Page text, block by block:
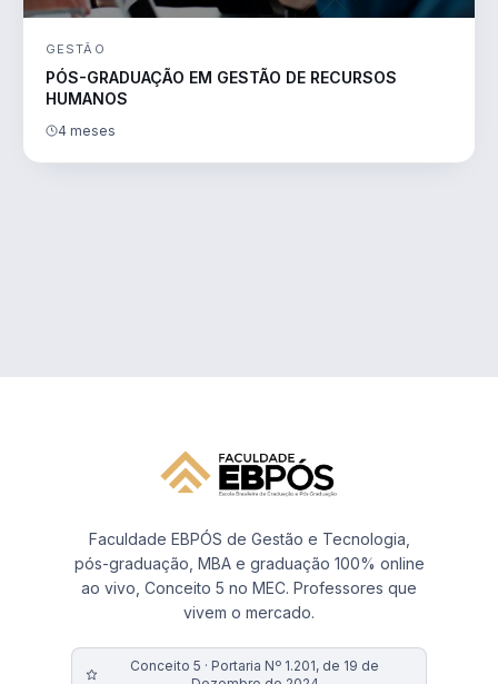
GESTÃO
PÓS-GRADUAÇÃO EM GESTÃO DE RECURSOS
HUMANOS
4 meses
Faculdade EBPÓS de Gestão e Tecnologia,
pós-graduação, MBA e graduação 100% online
ao vivo, Conceito 5 no MEC. Professores que
vivem o mercado.
Conceito 5 · Portaria Nº 1.201, de 19 de